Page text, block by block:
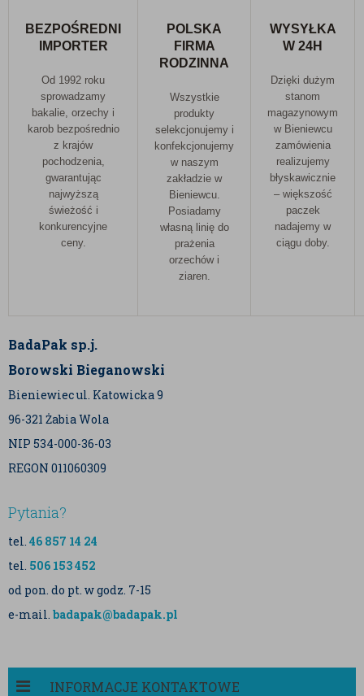
BEZPOŚREDNI
IMPORTER
Od 1992 roku
sprowadzamy
bakalie, orzechy i
karob bezpośrednio
z krajów
pochodzenia,
gwarantując
najwyższą
świeżość i
konkurencyjne
ceny.
POLSKA
FIRMA
RODZINNA
Wszystkie
produkty
selekcjonujemy i
konfekcjonujemy
w naszym
zakładzie w
Bieniewcu.
Posiadamy
własną linię do
prażenia
orzechów i
ziaren.
WYSYŁKA
W 24H
Dzięki dużym
stanom
magazynowym
w Bieniewcu
zamówienia
realizujemy
błyskawicznie
– większość
paczek
nadajemy w
ciągu doby.
BadaPak sp.j.
Borowski Bieganowski
Bieniewiec ul. Katowicka 9
96-321 Żabia Wola
NIP 534-000-36-03
REGON 011060309
Pytania?
tel. 46 857 14 24
tel. 506 153 452
od pon. do pt. w godz. 7-15
e-mail. badapak@badapak.pl
INFORMACJE KONTAKTOWE